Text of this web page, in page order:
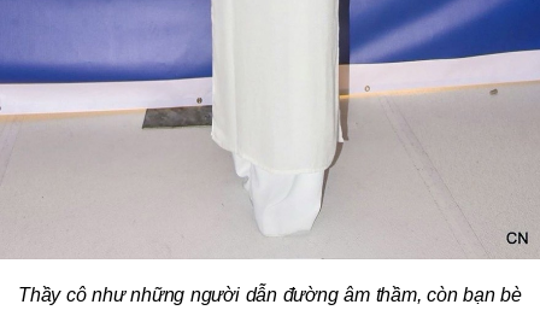
Thầy cô như những người dẫn đường âm thầm, còn bạn bè